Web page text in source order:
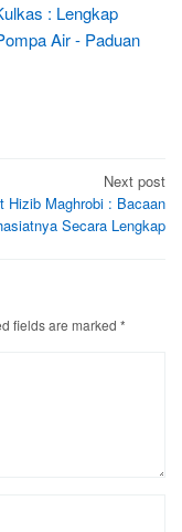
: Lengkap
Air - Paduan
Next post
Hizib Maghrobi : Bacaan
Secara Lengkap
fields are marked *